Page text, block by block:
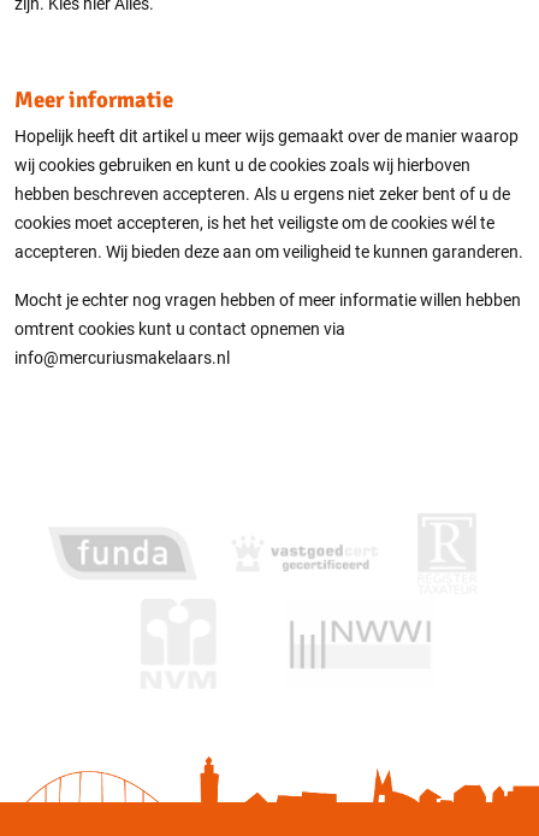
zijn. Kies hier Alles.
Meer informatie
Hopelijk heeft dit artikel u meer wijs gemaakt over de manier waarop
wij cookies gebruiken en kunt u de cookies zoals wij hierboven
hebben beschreven accepteren. Als u ergens niet zeker bent of u de
cookies moet accepteren, is het het veiligste om de cookies wél te
accepteren. Wij bieden deze aan om veiligheid te kunnen garanderen.
Mocht je echter nog vragen hebben of meer informatie willen hebben
omtrent cookies kunt u contact opnemen via
info@mercuriusmakelaars.nl